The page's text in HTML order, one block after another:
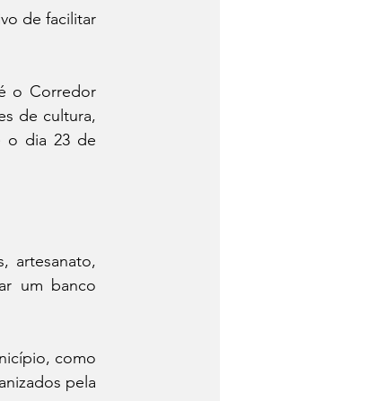
de facilitar
o Corredor
de cultura,
o dia 23 de
artesanato,
um banco
como
pela